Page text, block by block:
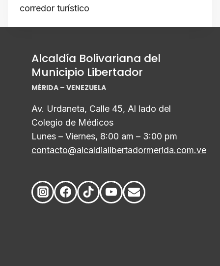
corredor turístico
Alcaldía Bolivariana del
Municipio Libertador
MÉRIDA – VENEZUELA
Av. Urdaneta, Calle 45, Al lado del
Colegio de Médicos
Lunes – Viernes, 8:00 am – 3:00 pm
contacto@alcaldialibertadormerida.com.ve